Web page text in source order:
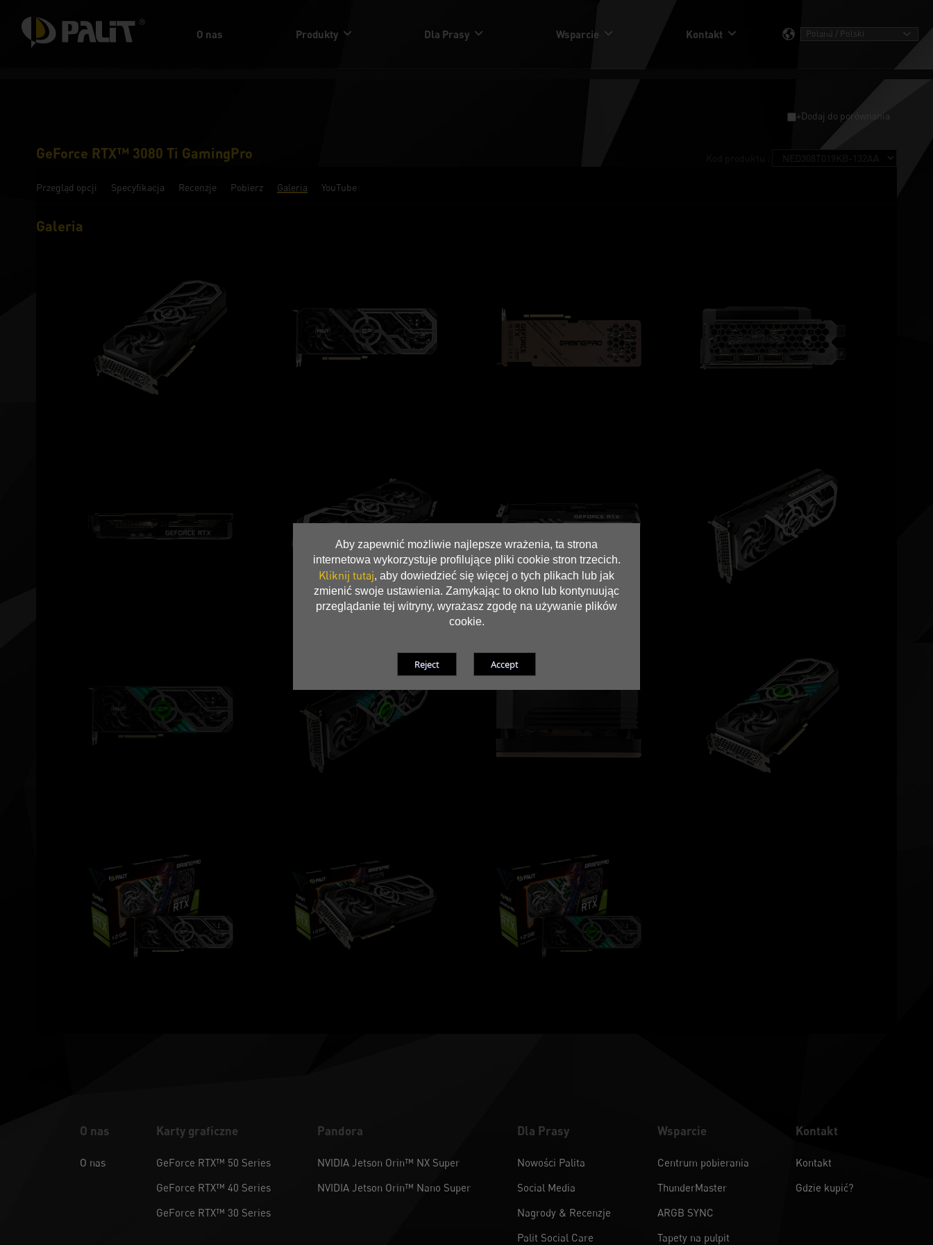
Aby zapewnić możliwie najlepsze wrażenia, ta strona
internetowa wykorzystuje profilujące pliki cookie stron trzecich.
Kliknij tutaj, aby dowiedzieć się więcej o tych plikach lub jak
zmienić swoje ustawienia. Zamykając to okno lub kontynuując
przeglądanie tej witryny, wyrażasz zgodę na używanie plików
cookie.
O nas Produkty Dla Prasy Wsparcie Kontakt
+Dodaj do porównania
GeForce RTX™ 3080 Ti GamingPro
Przegląd opcji Specyfikacja Recenzje Pobierz Galeria YouTube
Galeria
O nas
O nas
Karty graficzne
GeForce RTX™ 50 Series
GeForce RTX™ 40 Series
GeForce RTX™ 30 Series
Pandora
NVIDIA Jetson Orin™ NX Super
NVIDIA Jetson Orin™ Nano Super
Dla Prasy
Nowości Palita
Social Media
Nagrody & Recenzje
Palit Social Care
Wsparcie
Centrum pobierania
ThunderMaster
ARGB SYNC
Tapety na pulpit
Kontakt
Kontakt
Gdzie kupić?